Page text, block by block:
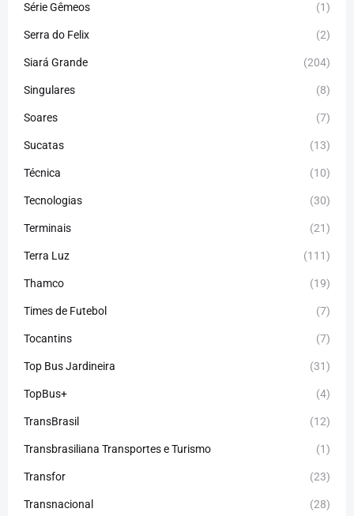
Série Gêmeos (1)
Serra do Felix (2)
Siará Grande (204)
Singulares (8)
Soares (7)
Sucatas (13)
Técnica (10)
Tecnologias (30)
Terminais (21)
Terra Luz (111)
Thamco (19)
Times de Futebol (7)
Tocantins (7)
Top Bus Jardineira (31)
TopBus+ (4)
TransBrasil (12)
Transbrasiliana Transportes e Turismo (1)
Transfor (23)
Transnacional (28)